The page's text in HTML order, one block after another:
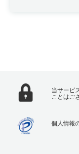
当サービ
ことはご
個人情報